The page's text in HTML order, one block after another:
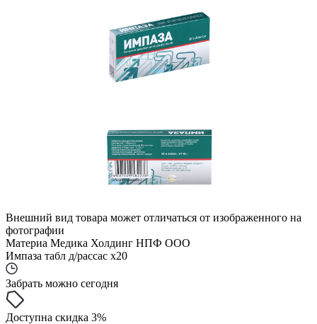
Внешний вид товара может отличаться от изображенного на
фотографии
Материа Медика Холдинг НПФ ООО
Импаза табл д/рассас x20
Забрать можно сегодня
Доступна скидка 3%